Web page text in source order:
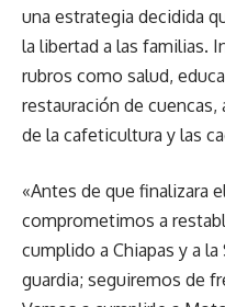
una estrategia decidida
la libertad a las familias.
rubros como salud,
restauración de
de la cafeticultura y las
«Antes de que finalizara
comprometimos a
cumplido a Chiapas y a
guardia; seguiremos de